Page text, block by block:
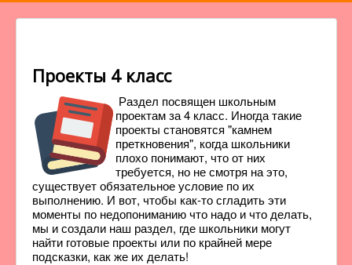
Проекты 4 класс
Раздел посвящен школьным
проектам за 4 класс. Иногда такие
проекты становятся "камнем
преткновения", когда школьники
плохо понимают, что от них
требуется, но не смотря на это,
существует обязательное условие по их
выполнению. И вот, чтобы как-то сгладить эти
моменты по недопониманию что надо и что делать,
мы и создали наш раздел, где школьники могут
найти готовые проекты или по крайней мере
подсказки, как же их делать!